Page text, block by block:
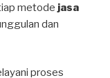
metode jasa
dan
proses